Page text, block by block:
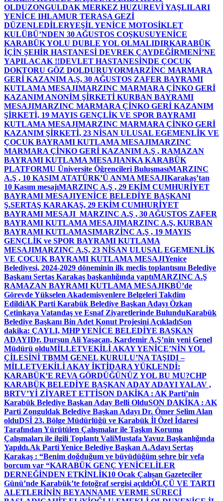
OLDUZONGULDAK MERKEZ HUZUREVİ YAŞLILARI
YENİCE IHLAMUR TERASA GEZİ
DÜZENLEDİLERYEŞİL YENİCE MOTOSİKLET
KULÜBÜ’NDEN 30 AĞUSTOS COŞKUSUYENİCE
KARABÜK YOLU DUBLE YOL OLMALIDIRKARABÜK
İÇİN ŞEHİR HASTANESİ DEVREK ÇAYDEĞİRMENİ’NE
YAPILACAK !!DEVLET HASTANESİNDE ÇOCUK
DOKTORU GÖZ DOLDURUYORMARZİNC MARMARA
GERİ KAZANIM A.Ş, 30 AĞUSTOS ZAFER BAYRAMI
KUTLAMA MESAJIMARZINC MARMARA ÇİNKO GERİ
KAZANIM ANONİM ŞİRKETİ KURBAN BAYRAMI
MESAJIMARZINC MARMARA ÇİNKO GERİ KAZANIM
ŞİRKETİ, 19 MAYIS GENÇLİK VE SPOR BAYRAMI
KUTLAMA MESAJIMARZINC MARMARA ÇİNKO GERİ
KAZANIM ŞİRKETİ, 23 NİSAN ULUSAL EGEMENLİK VE
ÇOCUK BAYRAMI KUTLAMA MESAJIMARZINC
MARMARA ÇİNKO GERİ KAZANIM A.Ş , RAMAZAN
BAYRAMI KUTLAMA MESAJIANKA KARABÜK
PLATFORMU Üniversite Öğrencileri BuluşmasıMARZINC
A.Ş , 10 KASIM ATATÜRK’Ü ANMA MESAJIKarakaş’tan
10 Kasım mesajıMARZINC A.Ş , 29 EKİM CUMHURİYET
BAYRAMI MESAJIYENİCE BELEDİYE BAŞKANI
Ş.SERTAŞ KARAKAŞ, 29 EKİM CUMHURİYET
BAYRAMI MESAJI MARZINC A.Ş , 30 AĞUSTOS ZAFER
BAYRAMI KUTLAMA MESAJIMARZINC A.Ş, KURBAN
BAYRAMI KUTLAMASIMARZİNC A.Ş , 19 MAYIS
GENÇLİK ve SPOR BAYRAMI KUTLAMA
MESAJIMARZINC A.Ş, 23 NİSAN ULUSAL EGEMENLİK
VE ÇOCUK BAYRAMI KUTLAMA MESAJIYenice
Belediyesi, 2024-2029 döneminin ilk meclis toplantısını Belediye
Başkanı Sertaş Karakaş başkanlığında yaptıMARZINC A.Ş
RAMAZAN BAYRAMI KUTLAMA MESAJIKBÜ’de
Görevde Yükselen Akademisyenlere Belgeleri Takdim
EdildiAK Parti Karabük Belediye Başkan Adayı Özkan
Çetinkaya Vatandaş ve Esnaf Ziyaretlerinde BulunduKarabük
Belediye Başkanı Bin Adet Konut Projesini AçıkladıSon
dakika: ÇAYLI, MHP YENİCE BELEDİYE BAŞKAN
ADAYIDr. Dursun Ali Yaşacan, Kardemir A.Ş’nin yeni Genel
Müdürü olduMİLLETVEKİLİ AKAY YENİCE’NİN YOL
ÇİLESİNİ TBMM GENEL KURULU’NA TAŞIDI –
MİLLETVEKİLİ AKAY İKTİDARA YÜKLENDİ:
KARABÜK’E REVA GÖRDÜĞÜNÜZ YOL BU MU?CHP
KARABÜK BELEDİYE BAŞKAN ADAY ADAYI YALAV ,
BRTV’Yİ ZİYARET ETTİSON DAKİKA : AK Parti’nin
Karabük Belediye Başkan Aday Belli OlduSON DAKİKA : AK
Parti Zonguldak Belediye Başkan Adayı Dr. Ömer Selim Alan
olduDSİ 23. Bölge Müdürlüğü ve Karabük İl Özel İdaresi
Tarafından Yürütülen Çalışmalar ile Taşkın Koruma
Çalışmaları ile ilgili Toplantı ValiMustafa Yavuz Başkanlığında
Yapıldı.Ak Parti Yenice Belediye Başkan A.Adayı Sertaş
Karakaş : “Benim doğduğum ve büyüdüğüm şehre bir vefa
borcum var “KARABÜK GENÇ YENİCELİLER
DERNEĞİNDEN ETKİNLİK10 Ocak Çalışan Gazeteciler
Günü’nde Karabük’te fotoğraf sergisi açıldıÖLÇÜ VE TARTI
ALETLERİNİN BEYANNAME VERME SÜRECİ